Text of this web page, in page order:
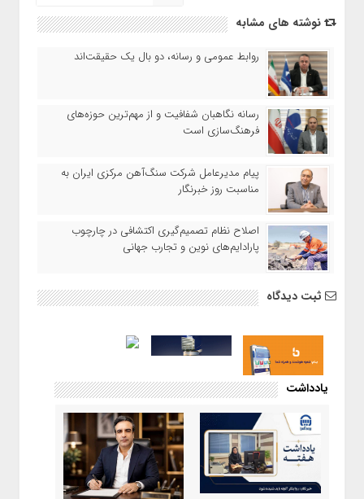
نوشته های مشابه
روابط عمومی و رسانه، دو بال یک حقیقت‌اند
رسانه نگاهبان شفافیت و از مهم‌ترین حوزه‌های
فرهنگ‌سازی است
پیام مدیرعامل شرکت سنگ‌آهن مرکزی ایران به
مناسبت روز خبرنگار
اصلاح نظام تصمیم‌گیری اکتشافی در چارچوب
پارادایم‌های نوین و تجارب جهانی
ثبت دیدگاه
یادداشت